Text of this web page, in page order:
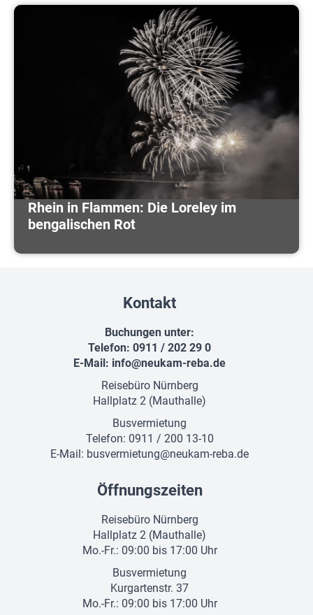
Rhein in Flammen: Die Loreley im
bengalischen Rot
Kontakt
Buchungen unter:
Telefon: 0911 / 202 29 0
E-Mail: info@neukam-reba.de
Reisebüro Nürnberg
Hallplatz 2 (Mauthalle)
Busvermietung
Telefon: 0911 / 200 13-10
E-Mail: busvermietung@neukam-reba.de
Öffnungszeiten
Reisebüro Nürnberg
Hallplatz 2 (Mauthalle)
Mo.-Fr.: 09:00 bis 17:00 Uhr
Busvermietung
Kurgartenstr. 37
Mo.-Fr.: 09:00 bis 17:00 Uhr